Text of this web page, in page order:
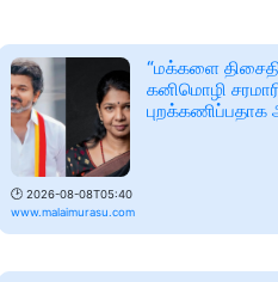
🕑 2026-08-08T05:40
www.malaimurasu.com
“மக்களை
கனிமொழி
புறக்கணிப்பதாக